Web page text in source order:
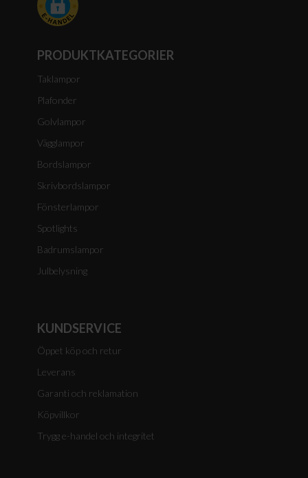
PRODUKTKATEGORIER
Taklampor
Plafonder
Golvlampor
Vägglampor
Bordslampor
Skrivbordslampor
Fönsterlampor
Spotlights
Badrumslampor
Julbelysning
KUNDSERVICE
Öppet köp och retur
Leverans
Garanti och reklamation
Köpvillkor
Trygg e-handel och integritet